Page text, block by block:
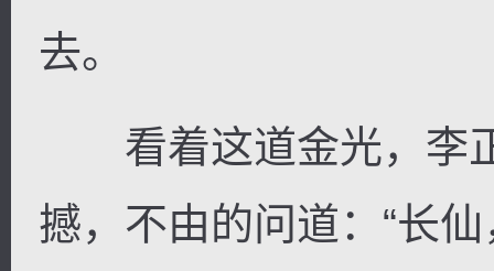
去。
看着这道金光，李
撼，不由的问道：“长